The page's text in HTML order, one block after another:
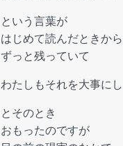
という言葉が
はじめて読んだときから
ずっと残っていて
わたしもそれを大事にし
とそのとき
おもったのですが